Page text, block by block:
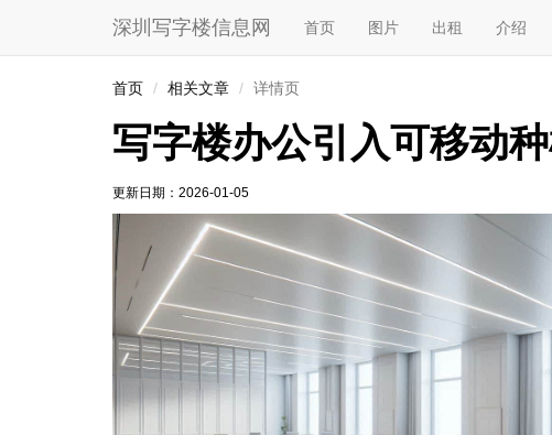
深圳写字楼信息网 首页 图片 出租 介绍
首页 相关文章 详情页
写字楼办公引入可移动
更新日期： 2026-01-05